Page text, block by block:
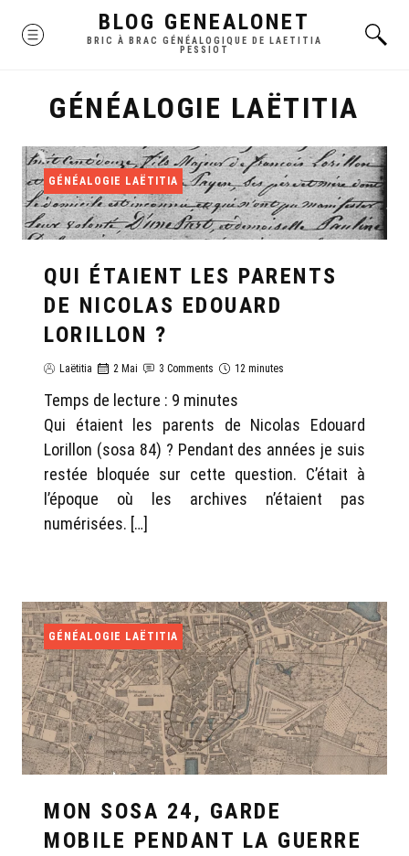
MENU BLOG GENEALONET
BRIC À BRAC GÉNÉALOGIQUE DE LAETITIA
PESSIOT
GÉNÉALOGIE LAËTITIA
GÉNÉALOGIE LAËTITIA
QUI ÉTAIENT LES PARENTS
DE NICOLAS EDOUARD
LORILLON ?
Laëtitia 2 Mai 3 Comments 12 minutes
Temps de lecture : 9 minutes
Qui étaient les parents de Nicolas Edouard
Lorillon (sosa 84) ? Pendant des années je suis
restée bloquée sur cette question. C’était à
l’époque où les archives n’étaient pas
numérisées. […]
GÉNÉALOGIE LAËTITIA
MON SOSA 24, GARDE
MOBILE PENDANT LA GUERRE